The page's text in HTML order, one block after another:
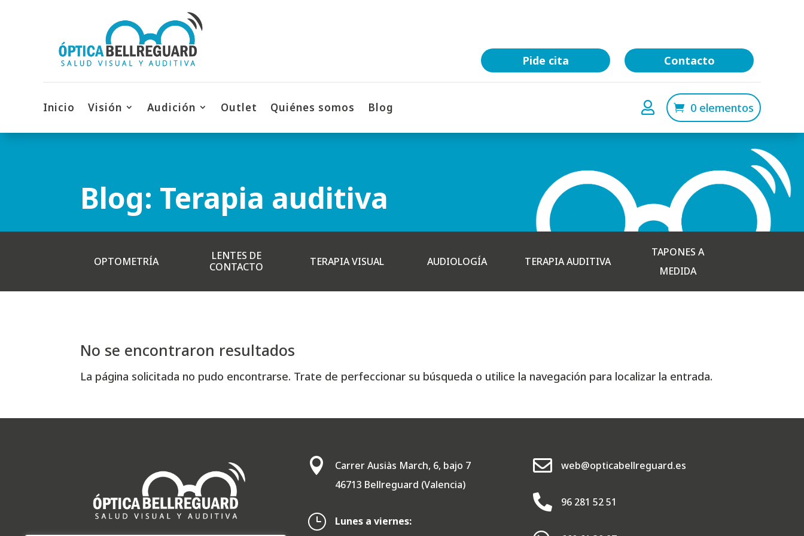
Pide cita Contacto
Inicio Visión Audición Outlet Quiénes somos Blog  0 elementos
Blog: Terapia auditiva
OPTOMETRÍA
LENTES DE
CONTACTO
TERAPIA VISUAL AUDIOLOGÍA TERAPIA AUDITIVA
TAPONES A
MEDIDA
No se encontraron resultados
La página solicitada no pudo encontrarse. Trate de perfeccionar su búsqueda o utilice la navegación para localizar la entrada.

Carrer Ausiàs March, 6, bajo 7
46713 Bellreguard (Valencia)
}
Lunes a viernes:
 web@opticabellreguard.es
 96 281 52 51